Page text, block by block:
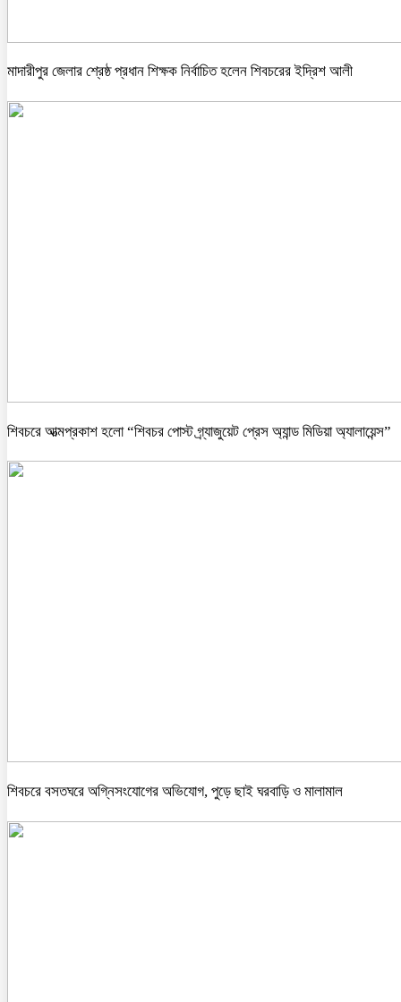
মাদারীপুর জেলার শ্রেষ্ঠ প্রধান শিক্ষক নির্বাচিত হলেন শিবচরের ইদ্রিশ আলী
শিবচরে আত্মপ্রকাশ হলো “শিবচর পোস্ট গ্র্যাজুয়েট প্রেস অ্যান্ড মিডিয়া অ্যালায়েন্স”
শিবচরে বসতঘরে অগ্নিসংযোগের অভিযোগ, পুড়ে ছাই ঘরবাড়ি ও মালামাল